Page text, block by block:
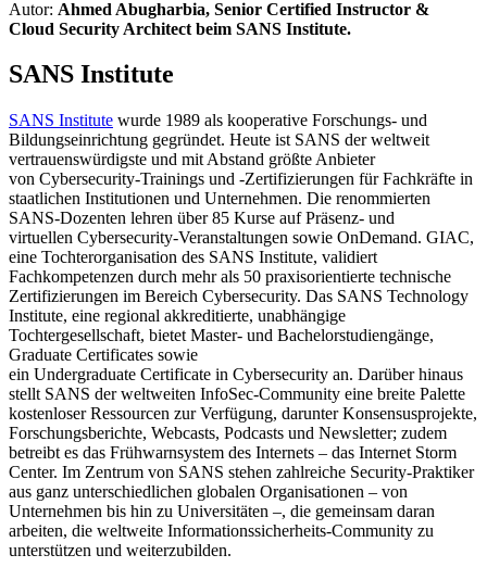
Autor: Ahmed Abugharbia, Senior Certified Instructor &
Cloud Security Architect beim SANS Institute.
SANS Institute
SANS Institute wurde 1989 als kooperative Forschungs- und
Bildungseinrichtung gegründet. Heute ist SANS der weltweit
vertrauenswürdigste und mit Abstand größte Anbieter
von Cybersecurity-Trainings und -Zertifizierungen für Fachkräfte in
staatlichen Institutionen und Unternehmen. Die renommierten
SANS-Dozenten lehren über 85 Kurse auf Präsenz- und
virtuellen Cybersecurity-Veranstaltungen sowie OnDemand. GIAC,
eine Tochterorganisation des SANS Institute, validiert
Fachkompetenzen durch mehr als 50 praxisorientierte technische
Zertifizierungen im Bereich Cybersecurity. Das SANS Technology
Institute, eine regional akkreditierte, unabhängige
Tochtergesellschaft, bietet Master- und Bachelorstudiengänge,
Graduate Certificates sowie
ein Undergraduate Certificate in Cybersecurity an. Darüber hinaus
stellt SANS der weltweiten InfoSec-Community eine breite Palette
kostenloser Ressourcen zur Verfügung, darunterKonsensusprojekte,
Forschungsberichte, Webcasts, Podcasts und Newsletter; zudem
betreibt es das Frühwarnsystem des Internets – das Internet Storm
Center. Im Zentrum von SANS stehen zahlreiche Security-Praktiker
aus ganz unterschiedlichen globalen Organisationen – von
Unternehmen bis hin zu Universitäten –, die gemeinsam daran
arbeiten, die weltweite Informationssicherheits-Community zu
unterstützen und weiterzubilden.